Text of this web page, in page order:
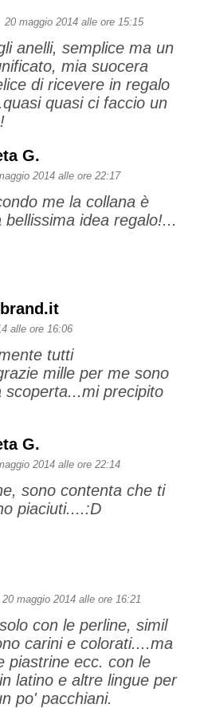
20 maggio 2014 alle ore 15:15
anelli, semplice ma un
mia suocera
di ricevere in regalo
quasi ci faccio un
G.
2014 alle ore 22:17
me la collana è
bellissima idea regalo!...
alle ore 16:06
tutti
mille per me sono
scoperta...mi precipito
G.
2014 alle ore 22:14
sono contenta che ti
piaciuti....:D
20 maggio 2014 alle ore 16:21
con le perline, simil
carini e colorati....ma
piastrine ecc. con le
latino e altre lingue per
po' pacchiani.